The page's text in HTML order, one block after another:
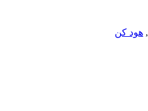
, هود کن